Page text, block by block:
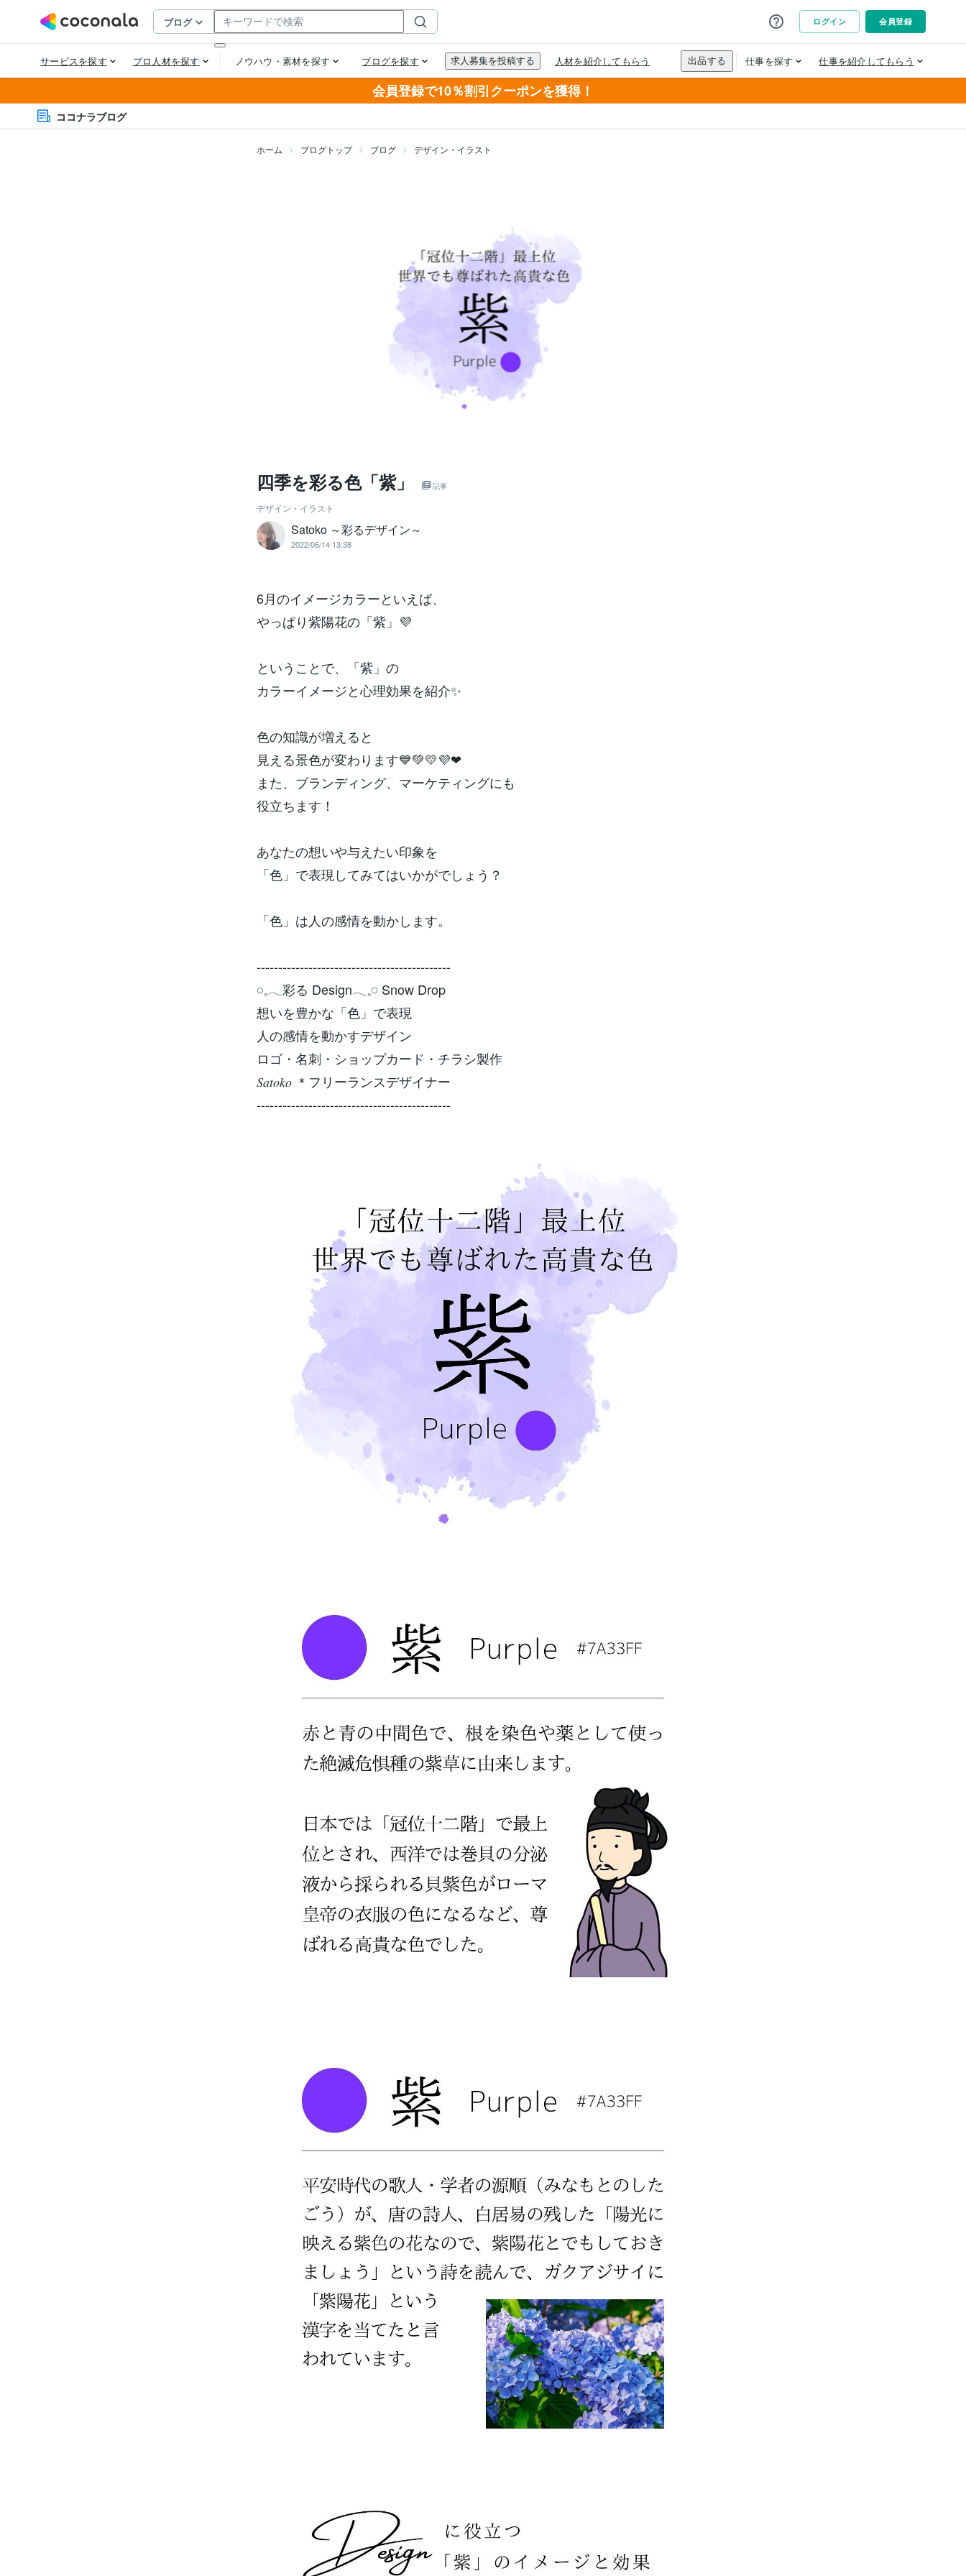
会員登録で10％割引クーポンを獲得！
ココナラブログ
ホーム ブログトップ ブログ デザイン・イラスト
四季を彩る色「紫」 記事
デザイン・イラスト
Satoko ～彩るデザイン～
2022/06/14 13:38
6月のイメージカラーといえば、
やっぱり紫陽花の「紫」💜
ということで、「紫」の
カラーイメージと心理効果を紹介✨
色の知識が増えると
見える景色が変わります💙💚💛💜❤
また、ブランディング、マーケティングにも
役立ちます！
あなたの想いや与えたい印象を
「色」で表現してみてはいかがでしょう？
「色」は人の感情を動かします。
---------------------------------------------
𓏸𓈒𓂃彩る Design𓂃𓈒𓏸 Snow Drop
想いを豊かな「色」で表現
人の感情を動かすデザイン
ロゴ・名刺・ショップカード・チラシ製作
𝑆𝑎𝑡𝑜𝑘𝑜 ＊フリーランスデザイナー
---------------------------------------------